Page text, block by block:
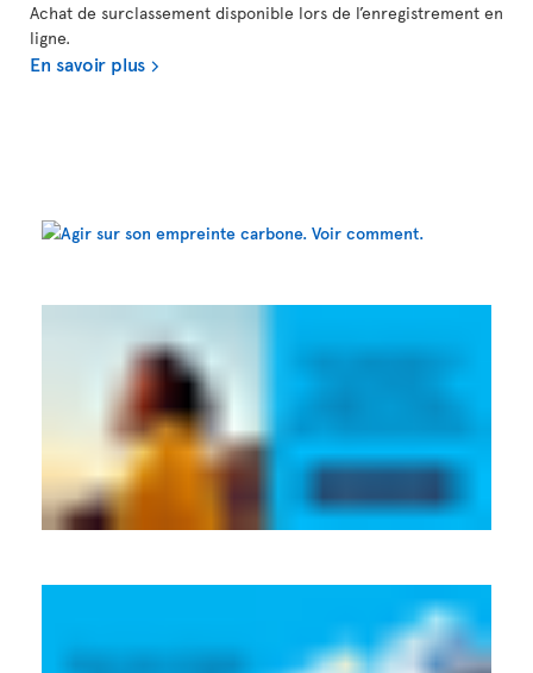
Achat de surclassement disponible lors de l’enregistrement en
ligne.
En savoir plus